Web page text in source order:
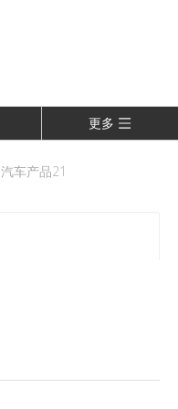
更多
汽车产品21